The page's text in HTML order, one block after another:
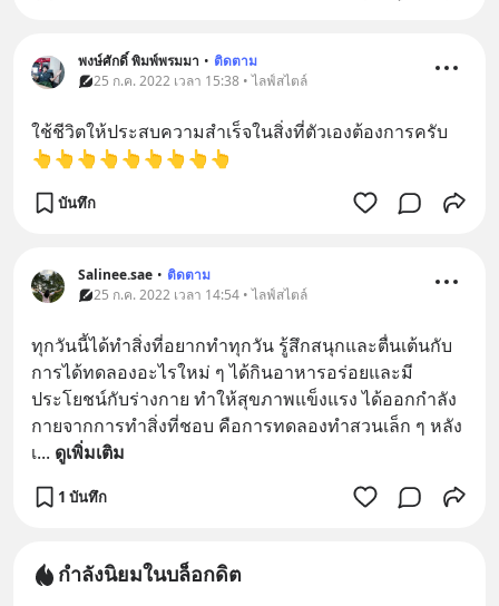
พงษ์ศักดิ์ พิมพ์พรมมา • ติดตาม
25 ก.ค. 2022 เวลา 15:38 • ไลฟ์สไตล์
ใช้ชีวิตให้ประสบความสำเร็จในสิ่งที่ตัวเองต้องการครับ
👆👆👆👆👆👆👆👆👆
บันทึก
Salinee.sae • ติดตาม
25 ก.ค. 2022 เวลา 14:54 • ไลฟ์สไตล์
ทุกวันนี้ได้ทำสิ่งที่อยากทำทุกวัน รู้สึกสนุกและตื่นเต้นกับ
การได้ทดลองอะไรใหม่ ๆ ได้กินอาหารอร่อยและมี
ประโยชน์กับร่างกาย ทำให้สุขภาพแข็งแรง ได้ออกกำลัง
กายจากการทำสิ่งที่ชอบ คือการทดลองทำสวนเล็ก ๆ หลัง
เ... ดูเพิ่มเติม
1 บันทึก
กำลังนิยมในบล็อกดิต